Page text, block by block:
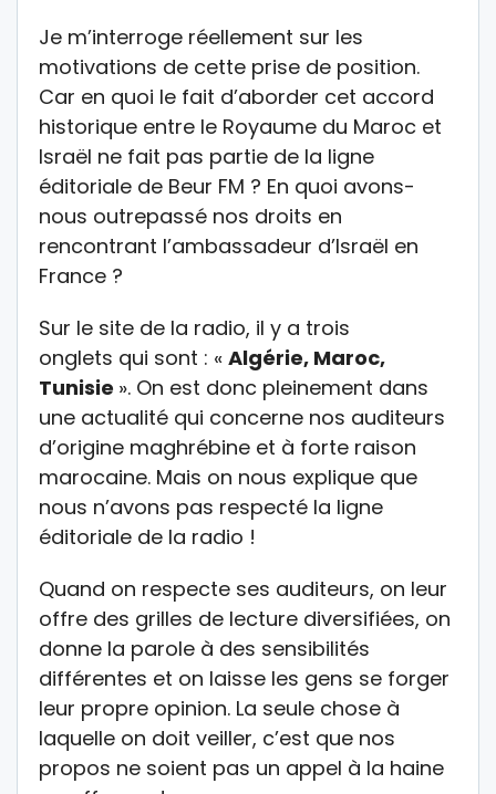
Je m’interroge réellement sur les
motivations de cette prise de position.
Car en quoi le fait d’aborder cet accord
historique entre le Royaume du Maroc et
Israël ne fait pas partie de la ligne
éditoriale de Beur FM ? En quoi avons-
nous outrepassé nos droits en
rencontrant l’ambassadeur d’Israël en
France ?
Sur le site de la radio, il y a trois
onglets qui sont : « Algérie, Maroc,
Tunisie ». On est donc pleinement dans
une actualité qui concerne nos auditeurs
d’origine maghrébine et à forte raison
marocaine. Mais on nous explique que
nous n’avons pas respecté la ligne
éditoriale de la radio !
Quand on respecte ses auditeurs, on leur
offre des grilles de lecture diversifiées, on
donne la parole à des sensibilités
différentes et on laisse les gens se forger
leur propre opinion. La seule chose à
laquelle on doit veiller, c’est que nos
propos ne soient pas un appel à la haine